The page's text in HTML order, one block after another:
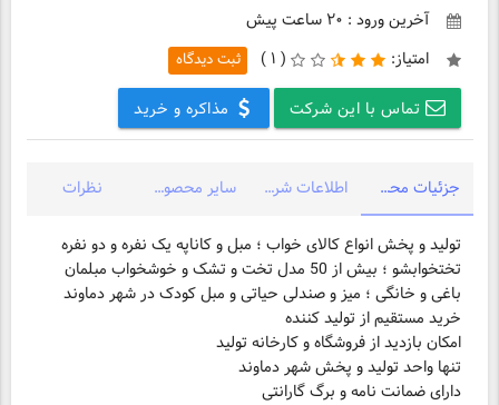
آخرین ورود : ۲۰ ساعت پیش
امتیاز:
( ۱ ) ثبت دیدگاه
تماس با این شرکت مذاکره و خرید
جزئیات محصول اطلاعات شرکت سایر محصولات شرکت نظرات
تولید و پخش انواع کالای خواب ؛ مبل و کاناپه یک نفره و دو نفره
تختخوابشو ؛ بیش از 50 مدل تخت و تشک و خوشخواب مبلمان